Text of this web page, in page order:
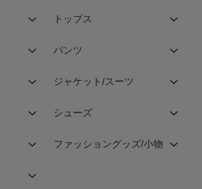
トップス
パンツ
ジャケット/スーツ
シューズ
ファッショングッズ/小物